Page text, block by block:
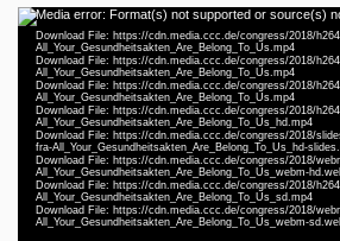
Video
Player
Media error: Format(s) not supported or source(s)
Download File: https://cdn.media.ccc.de/congress/2018/
All_Your_Gesundheitsakten_Are_Belong_To_Us.mp4
Download File: https://cdn.media.ccc.de/congress/2018/
All_Your_Gesundheitsakten_Are_Belong_To_Us.mp4
Download File: https://cdn.media.ccc.de/congress/2018/
All_Your_Gesundheitsakten_Are_Belong_To_Us.mp4
Download File: https://cdn.media.ccc.de/congress/2018/
All_Your_Gesundheitsakten_Are_Belong_To_Us_hd.mp4
Download File: https://cdn.media.ccc.de/congress/2018/
fra-All_Your_Gesundheitsakten_Are_Belong_To_Us_hd-
Download File: https://cdn.media.ccc.de/congress/2018/
All_Your_Gesundheitsakten_Are_Belong_To_Us_webm-
Download File: https://cdn.media.ccc.de/congress/2018/
All_Your_Gesundheitsakten_Are_Belong_To_Us_sd.mp4
Download File: https://cdn.media.ccc.de/congress/2018/
All_Your_Gesundheitsakten_Are_Belong_To_Us_webm-
eng 1080p
fra 1080p
deu-eng-fra
slides deu-
deu-eng-fra
deu-eng-fra
deu-eng-fra